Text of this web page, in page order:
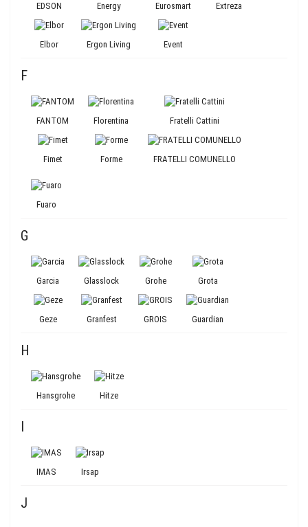
EDSON
Elbor
Energy
Ergon Living
Eurosmart
Event
Extreza
F
FANTOM
Fimet
Florentina
Forme
Fratelli Cattini
FRATELLI COMUNELLO
Fuaro
G
Garcia
Geze
Glasslock
Granfest
Grohe
GROIS
Grota
Guardian
H
Hansgrohe Hitze
I
IMAS Irsap
J